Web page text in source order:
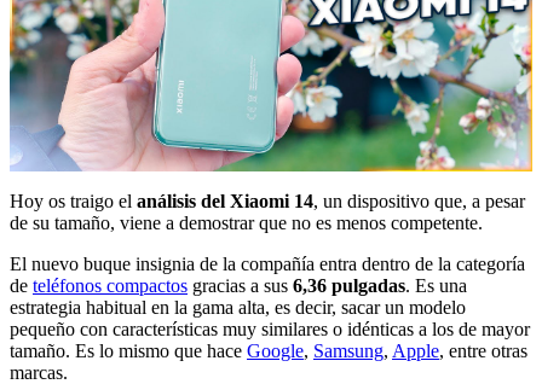
Hoy os traigo el análisis del Xiaomi 14, un dispositivo que, a pesar
de su tamaño, viene a demostrar que no es menos competente.
El nuevo buque insignia de la compañía entra dentro de la categoría
de teléfonos compactos gracias a sus 6,36 pulgadas. Es una
estrategia habitual en la gama alta, es decir, sacar un modelo
pequeño con características muy similares o idénticas a los de mayor
tamaño. Es lo mismo que hace Google, Samsung, Apple, entre otras
marcas.